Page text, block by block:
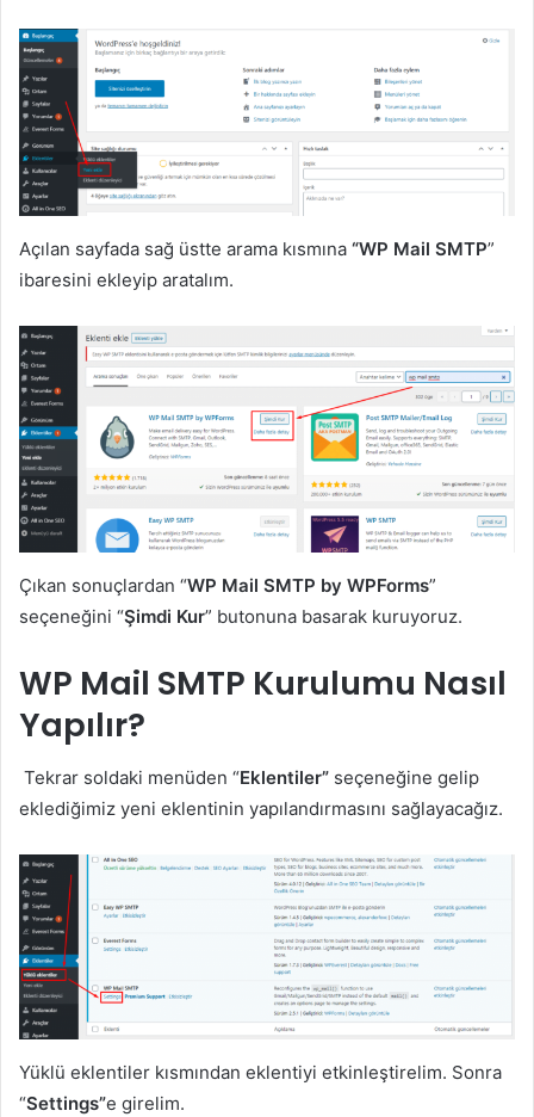
Açılan sayfada sağ üstte arama kısmına “WP Mail SMTP”
ibaresini ekleyip aratalım.
Çıkan sonuçlardan “WP Mail SMTP by WPForms”
seçeneğini “Şimdi Kur” butonuna basarak kuruyoruz.
WP Mail SMTP Kurulumu Nasıl
Yapılır?
Tekrar soldaki menüden “Eklentiler” seçeneğine gelip
eklediğimiz yeni eklentinin yapılandırmasını sağlayacağız.
Yüklü eklentiler kısmından eklentiyi etkinleştirelim. Sonra
“Settings”e girelim.